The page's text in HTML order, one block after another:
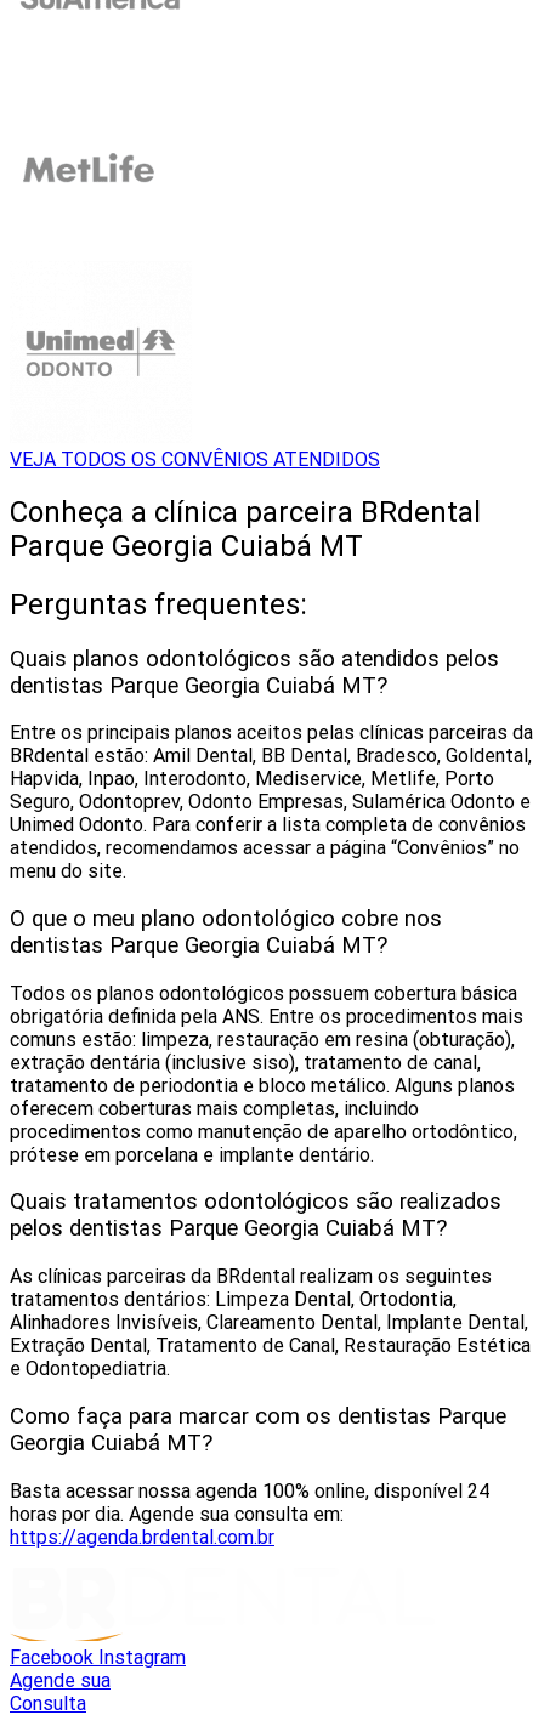
VEJA TODOS OS CONVÊNIOS ATENDIDOS
Conheça a clínica parceira BRdental
Parque Georgia Cuiabá MT
Perguntas frequentes:
Quais planos odontológicos são atendidos pelos
dentistas Parque Georgia Cuiabá MT?
Entre os principais planos aceitos pelas clínicas parceiras da
BRdental estão: Amil Dental, BB Dental, Bradesco, Goldental,
Hapvida, Inpao, Interodonto, Mediservice, Metlife, Porto
Seguro, Odontoprev, Odonto Empresas, Sulamérica Odonto e
Unimed Odonto. Para conferir a lista completa de convênios
atendidos, recomendamos acessar a página “Convênios” no
menu do site.
O que o meu plano odontológico cobre nos
dentistas Parque Georgia Cuiabá MT?
Todos os planos odontológicos possuem cobertura básica
obrigatória definida pela ANS. Entre os procedimentos mais
comuns estão: limpeza, restauração em resina (obturação),
extração dentária (inclusive siso), tratamento de canal,
tratamento de periodontia e bloco metálico. Alguns planos
oferecem coberturas mais completas, incluindo
procedimentos como manutenção de aparelho ortodôntico,
prótese em porcelana e implante dentário.
Quais tratamentos odontológicos são realizados
pelos dentistas Parque Georgia Cuiabá MT?
As clínicas parceiras da BRdental realizam os seguintes
tratamentos dentários: Limpeza Dental, Ortodontia,
Alinhadores Invisíveis, Clareamento Dental, Implante Dental,
Extração Dental, Tratamento de Canal, Restauração Estética
e Odontopediatria.
Como faça para marcar com os dentistas Parque
Georgia Cuiabá MT?
Basta acessar nossa agenda 100% online, disponível 24
horas por dia. Agende sua consulta em:
https://agenda.brdental.com.br
Facebook Instagram
Agende sua
Consulta